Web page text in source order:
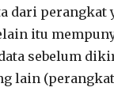
dari perangkat
itu
sebelum
lain